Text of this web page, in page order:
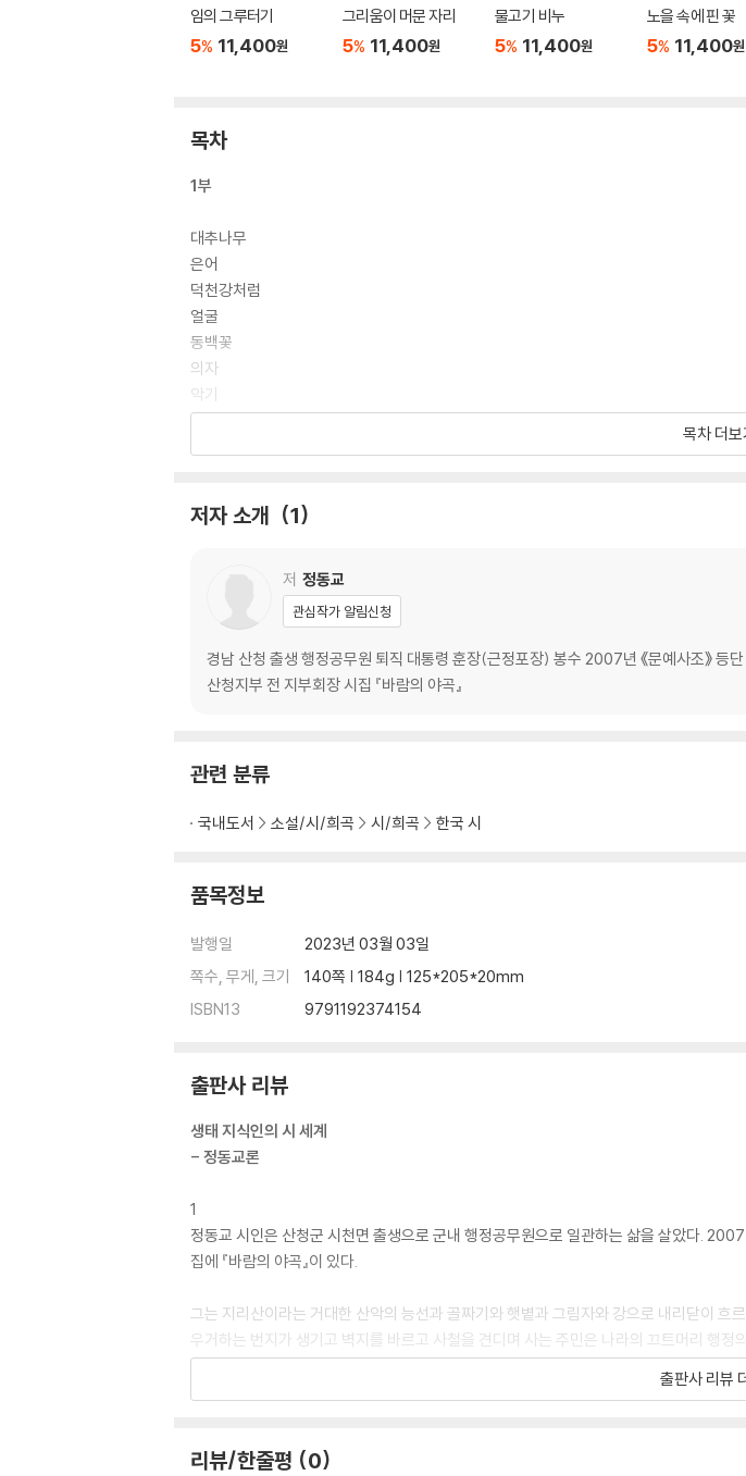
임의 그루터기
5% 11,400원
그리움이 머문 자리
5% 11,400원
물고기 비누
5% 11,400원
노을 속에 핀 꽃
5% 11,400원
목차
1부
대추나무
은어
덕천강처럼
얼굴
동백꽃
의자
악기
자양분
어떤 인생
그 삶이 그 삶이지
벌치 자식
매화밭에서
청매실 부잣집
연꽃
변명
할머니의 타령
풍류객을 만나던 날
3부
입덕문에서
덕천강 3
덕산 장터
팔도 한우촌에서
쪽달바위
고향
오지랑보
갈티재 사연
청내천
청내골
황매산에서
목차 더보
저자 소개 1
저 정동교
관심작가 알림신청
경남 산청 출생 행정공무원 퇴직 대통령 훈장(근정포장) 봉수 2007년 《문예사조》
산청지부 전 지부회장 시집 『바람의 야곡』
관련 분류
국내도서 소설/시/희곡 시/희곡 한국 시
품목정보
발행일
2023년 03월 03일
쪽수, 무게, 크기
140쪽 | 184g | 125*205*20mm
ISBN13
9791192374154
출판사 리뷰
생태 지식인의 시 세계
- 정동교론
1
정동교 시인은 산청군 시천면 출생으로 군내 행정공무원으로 일관하는 삶을 살았다.
집에 『바람의 야곡』이 있다.
그는 지리산이라는 거대한 산악의 능선과 골짜기와 햇볕과 그림자와 강으로 내리닫이
우거하는 번지가 생기고 벽지를 바르고 사철을 견디며 사는 주민은 나라의 끄트머리 행
필자는 그런 그가 생태계 속의 생태를 이루고 있다는 느낌을 받는다. 생태계란 어떤 일정
에 필자는 그를 ‘생태 지식인’이라 부른다.
출판사 리뷰
리뷰/한줄평 0